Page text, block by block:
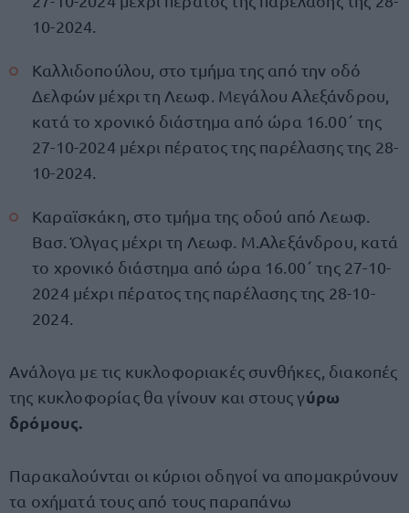
10-2024.
Καλλιδοπούλου, στο τμήμα της από την οδό
Δελφών μέχρι τη Λεωφ. Μεγάλου Αλεξάνδρου,
κατά το χρονικό διάστημα από ώρα 16.00΄ της
27-10-2024 μέχρι πέρατος της παρέλασης της 28-
10-2024.
Καραϊσκάκη, στο τμήμα της οδού από Λεωφ.
Βασ. Όλγας μέχρι τη Λεωφ. Μ.Αλεξάνδρου, κατά
το χρονικό διάστημα από ώρα 16.00΄ της 27-10-
2024 μέχρι πέρατος της παρέλασης της 28-10-
2024.
Ανάλογα με τις κυκλοφοριακές συνθήκες, διακοπές
της κυκλοφορίας θα γίνουν και στους γύρω
δρόμους.
Παρακαλούνται οι κύριοι οδηγοί να απομακρύνουν
τα οχήματά τους από τους παραπάνω